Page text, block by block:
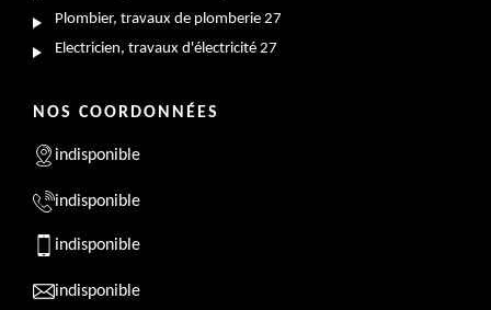
Plombier, travaux de plomberie 27
Electricien, travaux d'électricité 27
NOS COORDONNÉES
indisponible
indisponible
indisponible
indisponible